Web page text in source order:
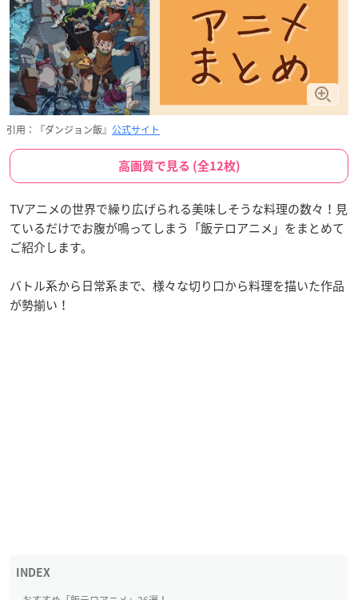
引用：『ダンジョン飯』 公式サイト
高画質で見る (全12枚)
TVアニメの世界で繰り広げられる美味しそうな料理の数々！見
ているだけでお腹が鳴ってしまう「飯テロアニメ」をまとめて
ご紹介します。
バトル系から日常系まで、様々な切り口から料理を描いた作品
が勢揃い！